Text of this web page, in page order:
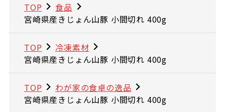
TOP
食品
宮崎県産きじょん山豚 小間切れ 400g
TOP
冷凍素材
宮崎県産きじょん山豚 小間切れ 400g
TOP
わが家の食卓の逸品
宮崎県産きじょん山豚 小間切れ 400g